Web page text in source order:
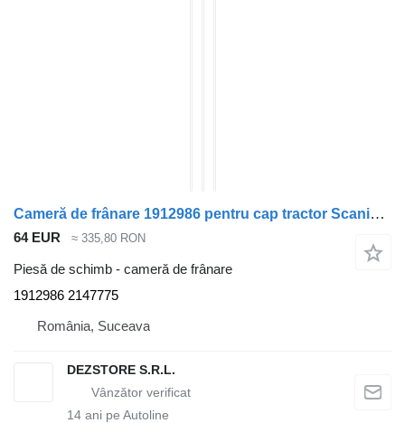
Cameră de frânare 1912986 pentru cap tractor Scania MODEL R
64 EUR ≈ 335,80 RON
Piesă de schimb - cameră de frânare
1912986 2147775
România, Suceava
DEZSTORE S.R.L.
14 ani pe Autoline